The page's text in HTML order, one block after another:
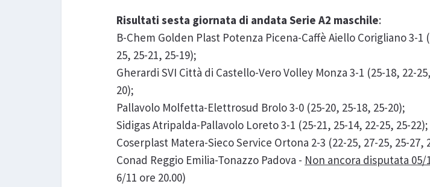
Risultati sesta giornata di andata Serie A2 maschile:
B-Chem Golden Plast Potenza Picena-Caffè Aiello Corigliano 3-1
25, 25-21, 25-19);
Gherardi SVI Città di Castello-Vero Volley Monza 3-1 (25-18, 22-
20);
Pallavolo Molfetta-Elettrosud Brolo 3-0 (25-20, 25-18, 25-20);
Sidigas Atripalda-Pallavolo Loreto 3-1 (25-21, 25-14, 22-25, 25-22);
Coserplast Matera-Sieco Service Ortona 2-3 (22-25, 27-25, 25-27,
Conad Reggio Emilia-Tonazzo Padova - Non ancora disputata 05/
6/11 ore 20.00)